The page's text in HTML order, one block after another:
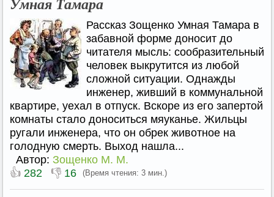
Рассказ Зощенко Умная Тамара в
забавной форме доносит до
читателя мысль: сообразительный
человек выкрутится из любой
сложной ситуации. Однажды
инженер, живший в коммунальной
квартире, уехал в отпуск. Вскоре из его запертой
комнаты стало доноситься мяуканье. Жильцы
ругали инженера, что он обрек животное на
голодную смерть. Выход нашла...
Автор: Зощенко М. М.
👍 282 👎 16 (Время чтения: 3 мин.)